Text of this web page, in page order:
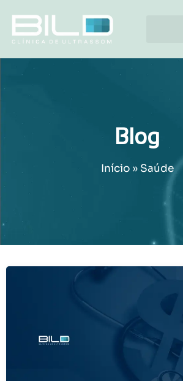
Blog
Início» Saúde